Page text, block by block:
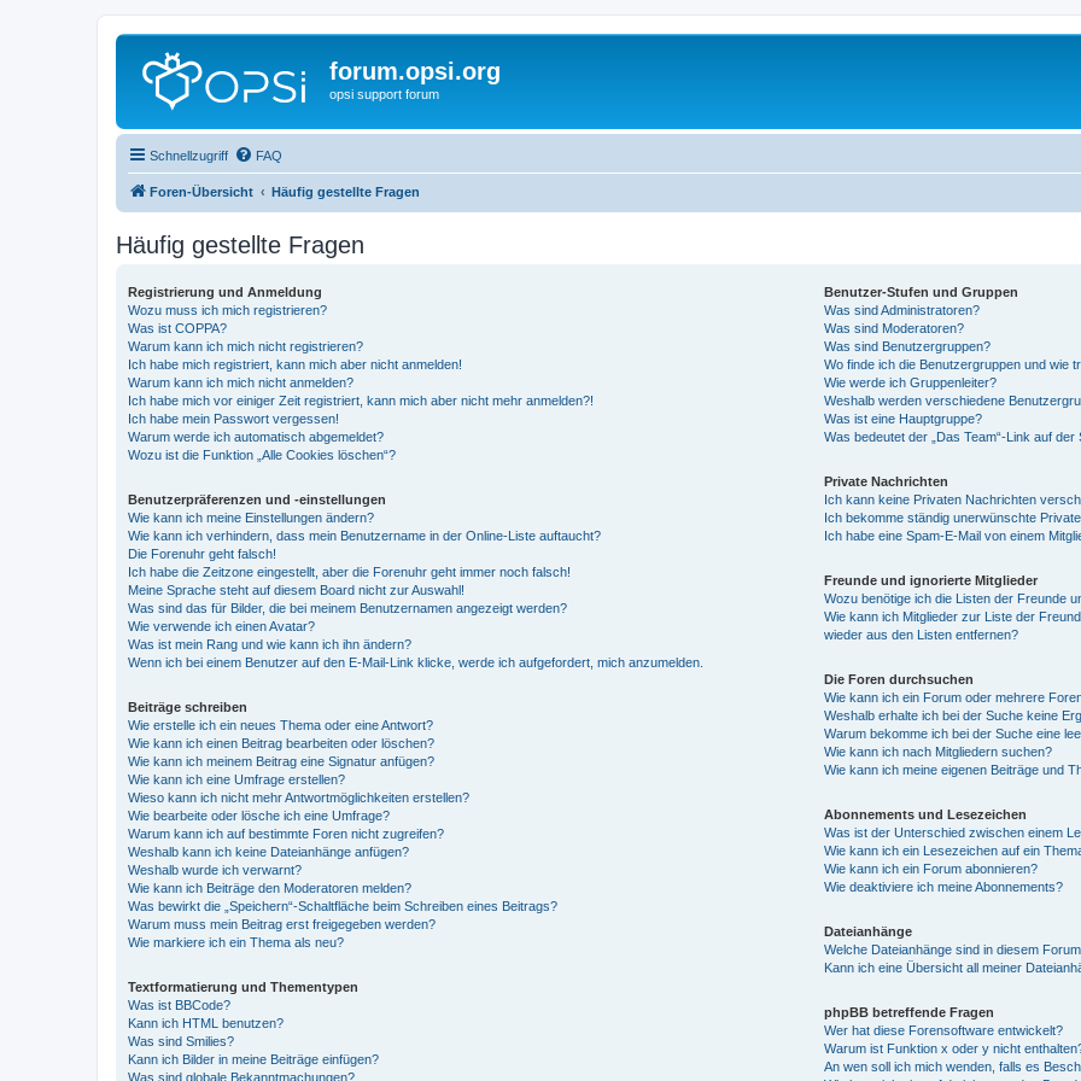
forum.opsi.org
opsi support forum
Schnellzugriff FAQ
Foren-Übersicht Häufig gestellte Fragen
Häufig gestellte Fragen
Registrierung und Anmeldung
Wozu muss ich mich registrieren?
Was ist COPPA?
Warum kann ich mich nicht registrieren?
Ich habe mich registriert, kann mich aber nicht anmelden!
Warum kann ich mich nicht anmelden?
Ich habe mich vor einiger Zeit registriert, kann mich aber nicht mehr anmelden?!
Ich habe mein Passwort vergessen!
Warum werde ich automatisch abgemeldet?
Wozu ist die Funktion „Alle Cookies löschen“?
Benutzerpräferenzen und -einstellungen
Wie kann ich meine Einstellungen ändern?
Wie kann ich verhindern, dass mein Benutzername in der Online-Liste auftaucht?
Die Forenuhr geht falsch!
Ich habe die Zeitzone eingestellt, aber die Forenuhr geht immer noch falsch!
Meine Sprache steht auf diesem Board nicht zur Auswahl!
Was sind das für Bilder, die bei meinem Benutzernamen angezeigt werden?
Wie verwende ich einen Avatar?
Was ist mein Rang und wie kann ich ihn ändern?
Wenn ich bei einem Benutzer auf den E-Mail-Link klicke, werde ich aufgefordert, mich anzumelden.
Beiträge schreiben
Wie erstelle ich ein neues Thema oder eine Antwort?
Wie kann ich einen Beitrag bearbeiten oder löschen?
Wie kann ich meinem Beitrag eine Signatur anfügen?
Wie kann ich eine Umfrage erstellen?
Wieso kann ich nicht mehr Antwortmöglichkeiten erstellen?
Wie bearbeite oder lösche ich eine Umfrage?
Warum kann ich auf bestimmte Foren nicht zugreifen?
Weshalb kann ich keine Dateianhänge anfügen?
Weshalb wurde ich verwarnt?
Wie kann ich Beiträge den Moderatoren melden?
Was bewirkt die „Speichern“-Schaltfläche beim Schreiben eines Beitrags?
Warum muss mein Beitrag erst freigegeben werden?
Wie markiere ich ein Thema als neu?
Textformatierung und Thementypen
Was ist BBCode?
Kann ich HTML benutzen?
Was sind Smilies?
Kann ich Bilder in meine Beiträge einfügen?
Was sind globale Bekanntmachungen?
Benutzer-Stufen und Gruppen
Was sind Administratoren?
Was sind Moderatoren?
Was sind Benutzergruppen?
Wo finde ich die Benutzergruppen und wie
Wie werde ich Gruppenleiter?
Weshalb werden verschiedene
Was ist eine Hauptgruppe?
Was bedeutet der „Das Team“-Link auf der
Private Nachrichten
Ich kann keine Privaten Nachrichten
Ich bekomme ständig unerwünschte
Ich habe eine Spam-E-Mail von einem
Freunde und ignorierte Mitglieder
Wozu benötige ich die Listen der Freunde
Wie kann ich Mitglieder zur Liste der
wieder aus den Listen entfernen?
Die Foren durchsuchen
Wie kann ich ein Forum oder mehrere
Weshalb erhalte ich bei der Suche keine
Warum bekomme ich bei der Suche eine
Wie kann ich nach Mitgliedern suchen?
Wie kann ich meine eigenen Beiträge und
Abonnements und Lesezeichen
Was ist der Unterschied zwischen einem
Wie kann ich ein Lesezeichen auf ein
Wie kann ich ein Forum abonnieren?
Wie deaktiviere ich meine Abonnements?
Dateianhänge
Welche Dateianhänge sind in diesem
Kann ich eine Übersicht all meiner
phpBB betreffende Fragen
Wer hat diese Forensoftware entwickelt?
Warum ist Funktion x oder y nicht
An wen soll ich mich wenden, falls es